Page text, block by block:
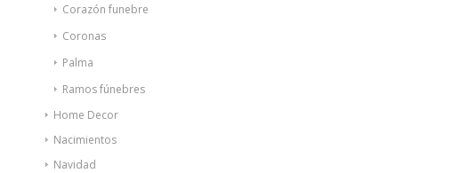
Corazón funebre
Coronas
Palma
Ramos fúnebres
Home Decor
Nacimientos
Navidad